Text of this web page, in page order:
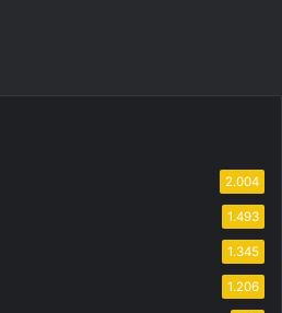
2.004
1.493
1.345
1.206